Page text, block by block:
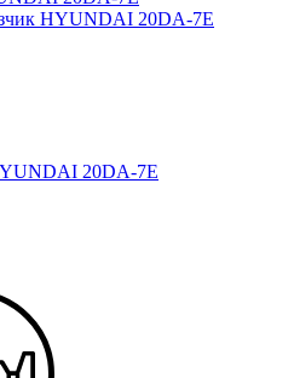
HYUNDAI 20DA-7E
20DA-7E